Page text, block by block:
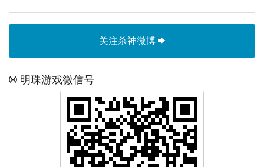
关注杀神微博
明珠游戏微信号